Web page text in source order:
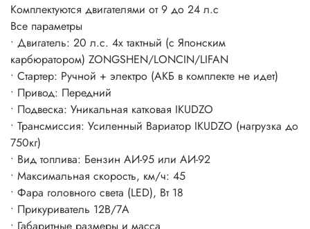
Комплектуются двигателями от 9 до 24 л.с
Все параметры
• Двигатель: 20 л.с. 4х тактный (c Японским
карбюратором) ZONGSHEN/LONCIN/LIFAN
• Стартер: Ручной + электро (АКБ в комплекте не идет)
• Привод: Передний
• Подвеска: Уникальная катковая IKUDZO
• Трансмиссия: Усиленный Вариатор IKUDZO (нагрузка до
750кг)
• Вид топлива: Бензин АИ-95 или АИ-92
• Максимальная скорость, км/ч: 45
• Фара головного света (LED), Вт 18
• Прикуриватель 12В/7А
• Габаритные размеры и масса